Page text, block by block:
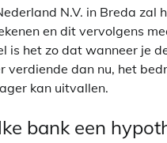
N.V. in Breda zal
en dit vervolgens
is het zo dat wanneer je
verdiende dan nu, het
kan uitvallen.
bank een